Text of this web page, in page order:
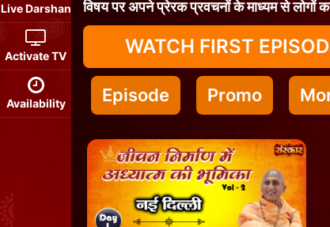
Live Darshan
Activate TV
Availability
विषय पर अपने प्रेरक प्रवचनों के माध्यम से लोगों का
WATCH FIRST
Episode Promo